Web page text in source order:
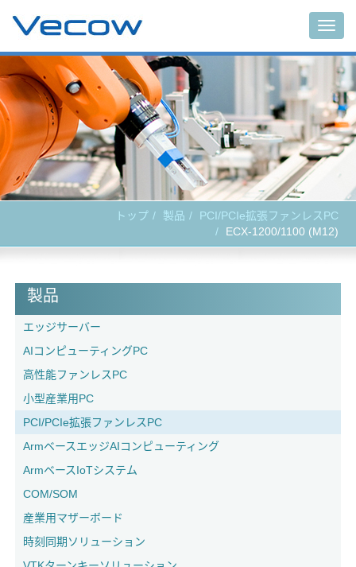
トップ 製品
PCI/PCIe拡張ファンレスPC
ECX-1200/1100 (M12)
製品
エッジサーバー
AIコンピューティングPC
高性能ファンレスPC
小型産業用PC
PCI/PCIe拡張ファンレスPC
ArmベースエッジAIコンピューティング
ArmベースIoTシステム
COM/SOM
産業用マザーボード
時刻同期ソリューション